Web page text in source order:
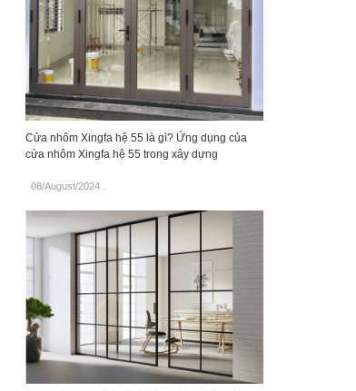
Cửa nhôm Xingfa hệ 55 là gì? Ứng dụng của
cửa nhôm Xingfa hệ 55 trong xây dựng
08/August/2024.